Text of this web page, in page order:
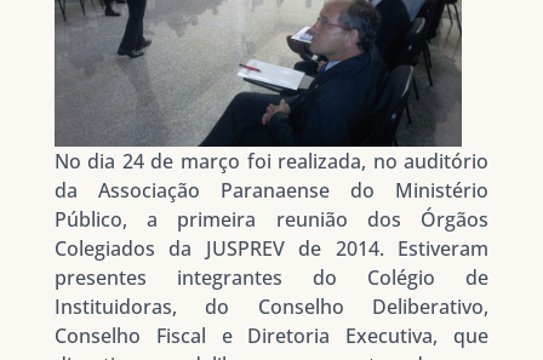
No dia 24 de março foi realizada, no auditório
da Associação Paranaense do Ministério
Público, a primeira reunião dos Órgãos
Colegiados da JUSPREV de 2014. Estiveram
presentes integrantes do Colégio de
Instituidoras, do Conselho Deliberativo,
Conselho Fiscal e Diretoria Executiva, que